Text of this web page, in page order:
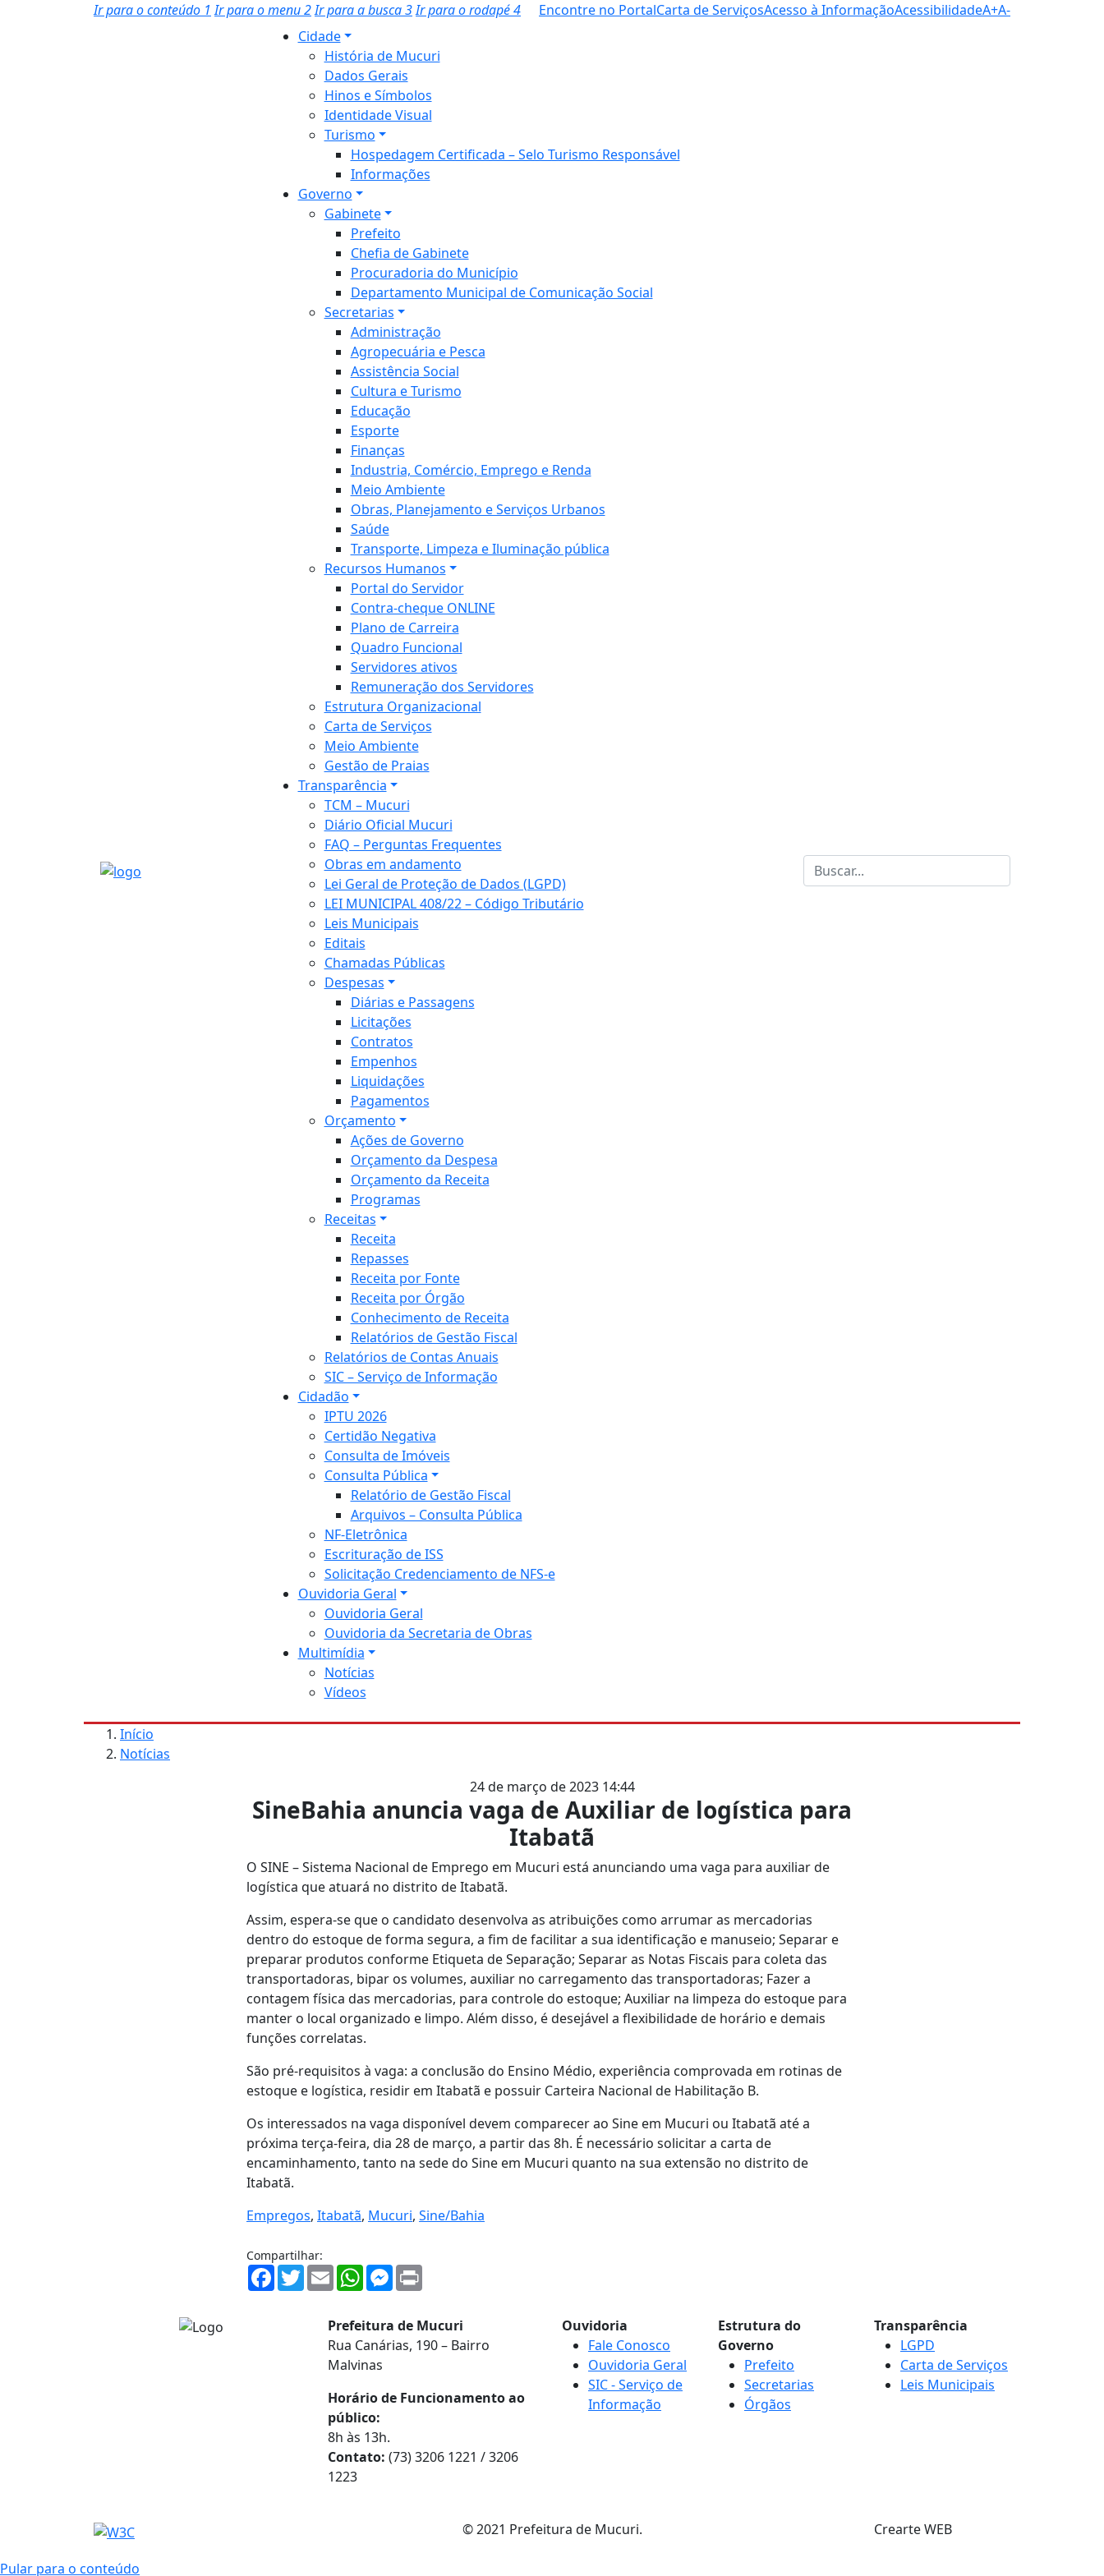
Ir para o conteúdo 1 Ir para o menu2Ir para a busca3Ir para o rodapé4 Encontre no PortalCarta de ServiçosAcesso à InformaçãoAcessibilidadeA+A-
Cidade
História de Mucuri
Dados Gerais
Hinos e Símbolos
Identidade Visual
Turismo
Hospedagem Certificada – Selo Turismo Responsável
Informações
Governo
Gabinete
Prefeito
Chefia de Gabinete
Procuradoria do Município
Departamento Municipal de Comunicação Social
Secretarias
Administração
Agropecuária e Pesca
Assistência Social
Cultura e Turismo
Educação
Esporte
Finanças
Industria, Comércio, Emprego e Renda
Meio Ambiente
Obras, Planejamento e Serviços Urbanos
Saúde
Transporte, Limpeza e Iluminação pública
Recursos Humanos
Portal do Servidor
Contra-cheque ONLINE
Plano de Carreira
Quadro Funcional
Servidores ativos
Remuneração dos Servidores
Estrutura Organizacional
Carta de Serviços
Meio Ambiente
Gestão de Praias
Transparência
TCM – Mucuri
Diário Oficial Mucuri
FAQ – Perguntas Frequentes
Obras em andamento
Lei Geral de Proteção de Dados (LGPD)
LEI MUNICIPAL 408/22 – Código Tributário
Leis Municipais
Editais
Chamadas Públicas
Despesas
Diárias e Passagens
Licitações
Contratos
Empenhos
Liquidações
Pagamentos
Orçamento
Ações de Governo
Orçamento da Despesa
Orçamento da Receita
Programas
Receitas
Receita
Repasses
Receita por Fonte
Receita por Órgão
Conhecimento de Receita
Relatórios de Gestão Fiscal
Relatórios de Contas Anuais
SIC – Serviço de Informação
Cidadão
IPTU 2026
Certidão Negativa
Consulta de Imóveis
Consulta Pública
Relatório de Gestão Fiscal
Arquivos – Consulta Pública
NF-Eletrônica
Escrituração de ISS
Solicitação Credenciamento de NFS-e
Ouvidoria Geral
Ouvidoria Geral
Ouvidoria da Secretaria de Obras
Multimídia
Notícias
Vídeos
Início
Notícias
24 de março de 2023 14:44
SineBahia anuncia vaga de Auxiliar de logística para
Itabatã
O SINE – Sistema Nacional de Emprego em Mucuri está anunciando uma vaga para auxiliar de
logística que atuará no distrito de Itabatã.
Assim, espera-se que o candidato desenvolva as atribuições como arrumar as mercadorias
dentro do estoque de forma segura, a fim de facilitar a sua identificação e manuseio; Separar e
preparar produtos conforme Etiqueta de Separação; Separar as Notas Fiscais para coleta das
transportadoras, bipar os volumes, auxiliar no carregamento das transportadoras; Fazer a
contagem física das mercadorias, para controle do estoque; Auxiliar na limpeza do estoque para
manter o local organizado e limpo. Além disso, é desejável a flexibilidade de horário e demais
funções correlatas.
São pré-requisitos à vaga: a conclusão do Ensino Médio, experiência comprovada em rotinas de
estoque e logística, residir em Itabatã e possuir Carteira Nacional de Habilitação B.
Os interessados na vaga disponível devem comparecer ao Sine em Mucuri ou Itabatã até a
próxima terça-feira, dia 28 de março, a partir das 8h. É necessário solicitar a carta de
encaminhamento, tanto na sede do Sine em Mucuri quanto na sua extensão no distrito de
Itabatã.
Empregos, Itabatã, Mucuri, Sine/Bahia
Compartilhar:
Facebook
TwitterEmailWhatsAppMessenger
Prefeitura de Mucuri
Rua Canárias, 190 – Bairro
Malvinas
Horário de Funcionamento ao
público:
8h às 13h.
Contato: (73) 3206 1221 / 3206
1223
Ouvidoria
Fale Conosco
Ouvidoria Geral
SIC - Serviço de
Informação
Estrutura do
Governo
Prefeito
Secretarias
Órgãos
Transparência
LGPD
Carta de Serviços
Leis Municipais
© 2021 Prefeitura de Mucuri. Crearte WEB
Pular para o conteúdo